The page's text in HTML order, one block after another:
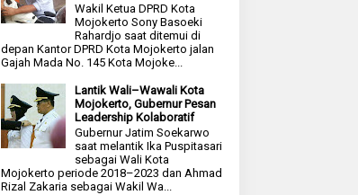
Wakil Ketua DPRD Kota
Mojokerto Sony Basoeki
Rahardjo saat ditemui di
depan Kantor DPRD Kota Mojokerto jalan
Gajah Mada No. 145 Kota Mojoke...
Lantik Wali–Wawali Kota
Mojokerto, Gubernur Pesan
Leadership Kolaboratif
Gubernur Jatim Soekarwo
saat melantik Ika Puspitasari
sebagai Wali Kota
Mojokerto periode 2018–2023 dan Ahmad
Rizal Zakaria sebagai Wakil Wa...